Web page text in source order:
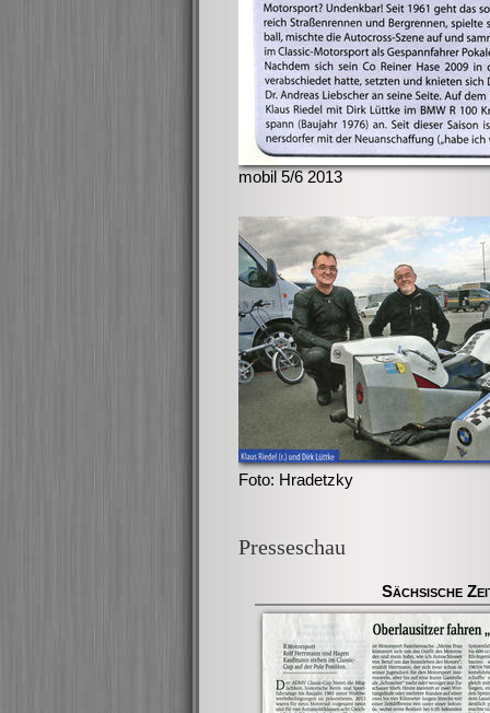
mobil 5/6 2013
Foto: Hradetzky
Presseschau
Sächsische